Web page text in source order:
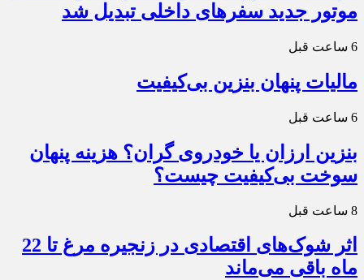
موتور جدید سفرهای داخلی تبدیل شد
6 ساعت قبل
مالیات پنهان بنزین بی‌کیفیت
6 ساعت قبل
بنزین ارزان یا خودروی گران؟ هزینه پنهان
سوخت بی‌کیفیت چیست؟
8 ساعت قبل
اثر شوک‌های اقتصادی در زنجیره مرغ تا 22
ماه باقی می‌ماند